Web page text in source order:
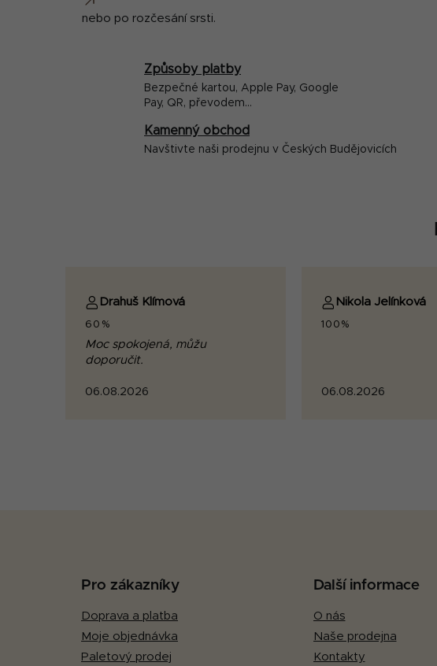
nebo po rozčesání srsti.
Způsoby platby
Bezpečné kartou, Apple Pay, Google
Pay, QR, převodem...
Kamenný obchod
Navštivte naši prodejnu v Českých Budějovicích
Drahuš Klímová
60%
Moc spokojená, můžu
doporučit.
06.08.2026
Nikola Jelínková
100%
06.08.2026
Pro zákazníky
Doprava a platba
Moje objednávka
Paletový prodej
Další informace
O nás
Naše prodejna
Kontakty